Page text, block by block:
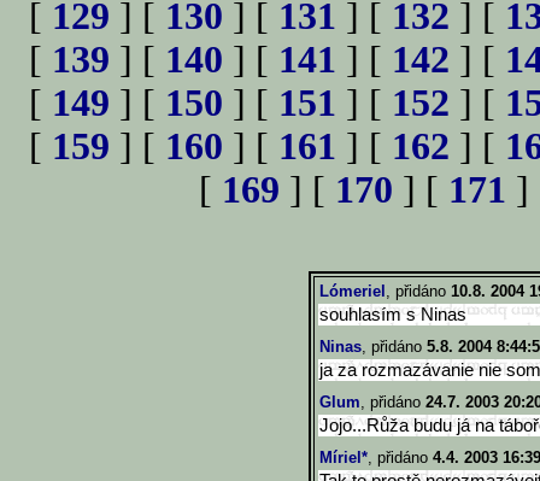
[ 129 ] [ 130 ] [ 131 ] [ 132 ] [
[ 139 ] [ 140 ] [ 141 ] [ 142 ] [
[ 149 ] [ 150 ] [ 151 ] [ 152 ] [
[ 159 ] [ 160 ] [ 161 ] [ 162 ] [
[ 169 ] [ 170 ] [ 171 ]
Lómeriel , přidáno 10.8. 2004
souhlasím s Ninas
Ninas, přidáno 5.8. 2004
ja za rozmazávanie nie
Glum, přidáno 24.7. 2003
Jojo...Růža budu já na
Míriel*, přidáno 4.4. 2003